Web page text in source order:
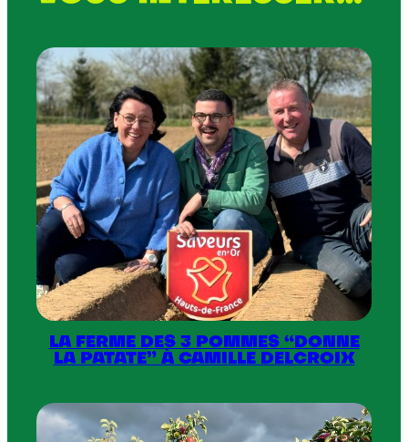
LA FERME DES 3 POMMES “DONNE
LA PATATE” À CAMILLE DELCROIX
La
Ferme
des